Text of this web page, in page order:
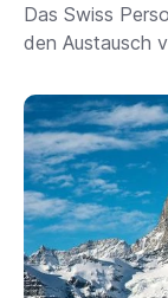
Das Swiss
den Austausch